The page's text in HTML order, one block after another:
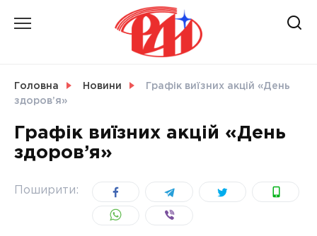
УКРАЇНА
Головна Новини
Графік виїзних акцій «День
здоров’я»
Графік виїзних акцій «День
здоров’я»
Поширити: